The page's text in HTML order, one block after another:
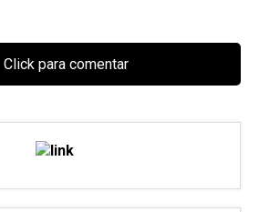
Click para comentar